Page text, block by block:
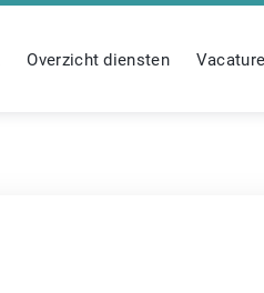
Overzicht diensten